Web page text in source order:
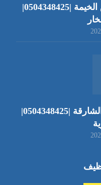
شركة تنظيف كنب في راس الخيمة |0504348425|
شركة مكافحة حشرات في الشارقة |0504348425|